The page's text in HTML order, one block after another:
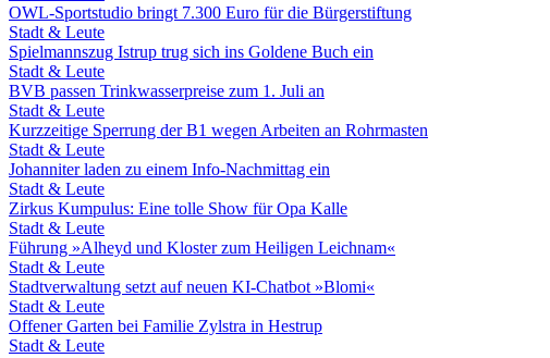
OWL-Sportstudio bringt 7.300 Euro für die Bürgerstiftung
Stadt & Leute
Spielmannszug Istrup trug sich ins Goldene Buch ein
Stadt & Leute
BVB passen Trinkwasserpreise zum 1. Juli an
Stadt & Leute
Kurzzeitige Sperrung der B1 wegen Arbeiten an Rohrmasten
Stadt & Leute
Johanniter laden zu einem Info-Nachmittag ein
Stadt & Leute
Zirkus Kumpulus: Eine tolle Show für Opa Kalle
Stadt & Leute
Führung »Alheyd und Kloster zum Heiligen Leichnam«
Stadt & Leute
Stadtverwaltung setzt auf neuen KI-Chatbot »Blomi«
Stadt & Leute
Offener Garten bei Familie Zylstra in Hestrup
Stadt & Leute